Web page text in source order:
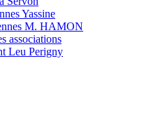
Yassine
M. HAMON
associations
Leu Perigny